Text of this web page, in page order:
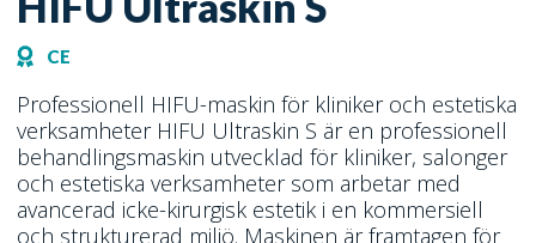
CE
Professionell HIFU-maskin för kliniker och estetiska
verksamheter HIFU Ultraskin S är en professionell
behandlingsmaskin utvecklad för kliniker, salonger
och estetiska verksamheter som arbetar med
avancerad icke-kirurgisk estetik i en kommersiell
och strukturerad miljö. Maskinen är framtagen för